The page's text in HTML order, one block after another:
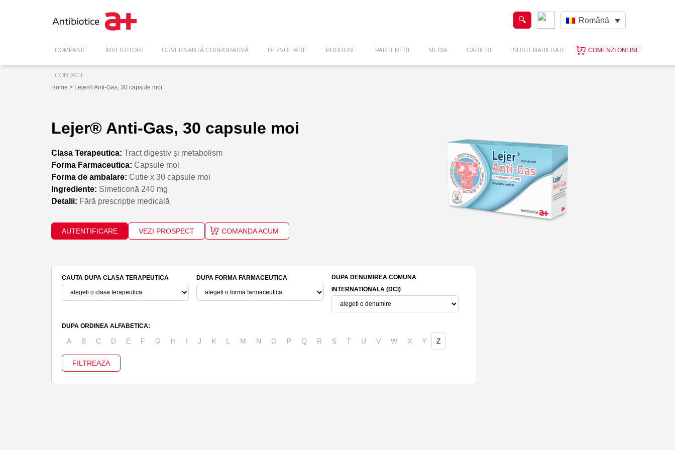
Română
COMPANIE INVESTITORI GUVERNANȚĂ CORPORATIVĂ DEZVOLTARE PRODUSE PARTENERI MEDIA CARIERE SUSTENABILITATE COMENZI ONLINE
CONTACT
Home > Lejer® Anti-Gas, 30 capsule moi
Lejer® Anti-Gas, 30 capsule moi
Clasa Terapeutica: Tract digestiv și metabolism
Forma Farmaceutica: Capsule moi
Forma de ambalare: Cutie x 30 capsule moi
Ingrediente: Simeticonă 240 mg
Detalii: Fără prescripție medicală
AUTENTIFICARE VEZI PROSPECT COMANDA ACUM
CAUTA DUPA CLASA TERAPEUTICA DUPA FORMA FARMACEUTICA
DUPA DENUMIREA COMUNA
INTERNATIONALA (DCI)
DUPA ORDINEA ALFABETICA:
A B C D E F G H I J K L M N O P Q R S T U V W X Y Z